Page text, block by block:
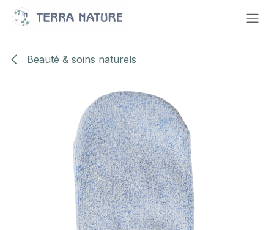
Se rendre au contenu
Beauté & soins naturels